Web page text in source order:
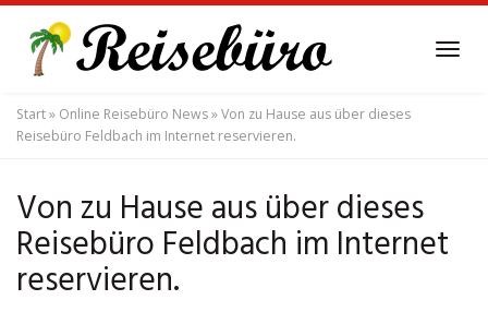
main
content
Start» Online Reisebüro News»Von zu Hause aus über dieses
Reisebüro Feldbach im Internet reservieren.
Von zu Hause aus über dieses
Reisebüro Feldbach im Internet
reservieren.